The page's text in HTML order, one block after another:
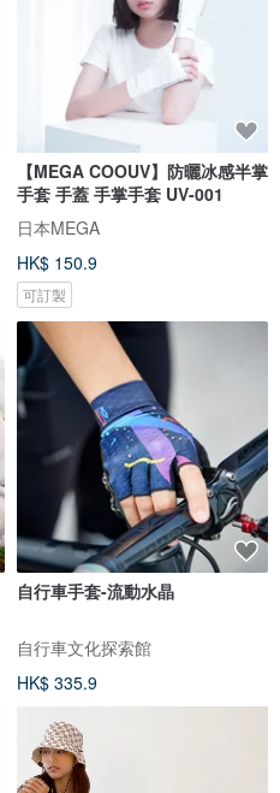
【MEGA COOUV】防曬冰感半掌
手套 手蓋 手掌手套 UV-001
日本MEGA
HK$ 150.9
可訂製
自行車手套-流動水晶
自行車文化探索館
HK$ 335.9